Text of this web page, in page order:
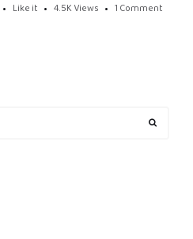
Like it 4.5K Views 1 Comment